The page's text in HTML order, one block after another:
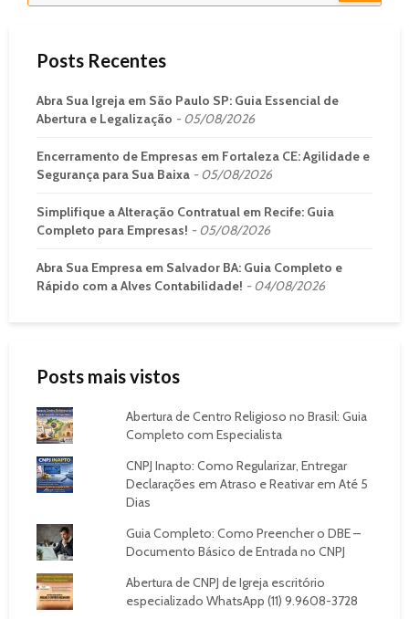
Posts Recentes
Abra Sua Igreja em São Paulo SP: Guia Essencial de
Abertura e Legalização
05/08/2026
Encerramento de Empresas em Fortaleza CE: Agilidade e
Segurança para Sua Baixa
05/08/2026
Simplifique a Alteração Contratual em Recife: Guia
Completo para Empresas!
05/08/2026
Abra Sua Empresa em Salvador BA: Guia Completo e
Rápido com a Alves Contabilidade!
04/08/2026
Posts mais vistos
Abertura de Centro Religioso no Brasil: Guia
Completo com Especialista
CNPJ Inapto: Como Regularizar, Entregar
Declarações em Atraso e Reativar em Até 5
Dias
Guia Completo: Como Preencher o DBE –
Documento Básico de Entrada no CNPJ
Abertura de CNPJ de Igreja escritório
especializado WhatsApp (11) 9.9608-3728